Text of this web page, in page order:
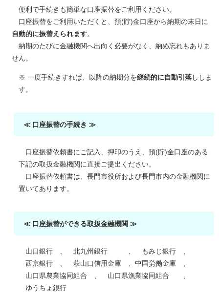
便利で手続きも簡単な口座振替をご利用ください。
口座振替をご利用いただくと、預(貯)金口座から納期の末日に
自動的に振替えられます。
納期のたびに金融機関へ出向く必要がなく、納め忘れもありま
せん。
※ 一度手続きすれば、以降の納期分を継続的に自動引落ししま
す。
≪ 口座振替の手続き ≫
口座振替依頼書にご記入、押印のうえ、預(貯)金口座のある
下記の取扱金融機関に直接ご提出ください。
口座振替依頼書は、長門市役所および長門市内の金融機関に
置いてあります。
≪ 口座振替ができる取扱金融機関 ≫
山口銀行 、 北九州銀行 、 もみじ銀行 、
西京銀行 、 萩山口信用金庫 、中国労働金庫 、
山口県農業協同組合 、 山口県漁業協同組合 、
ゆうちょ銀行